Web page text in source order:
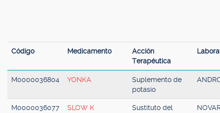
Código Medicamento
Acción
Terapéutica
M0000036804 YONKA
Suplemento de
potasio
M0000036077 SLOW K
Sustituto del